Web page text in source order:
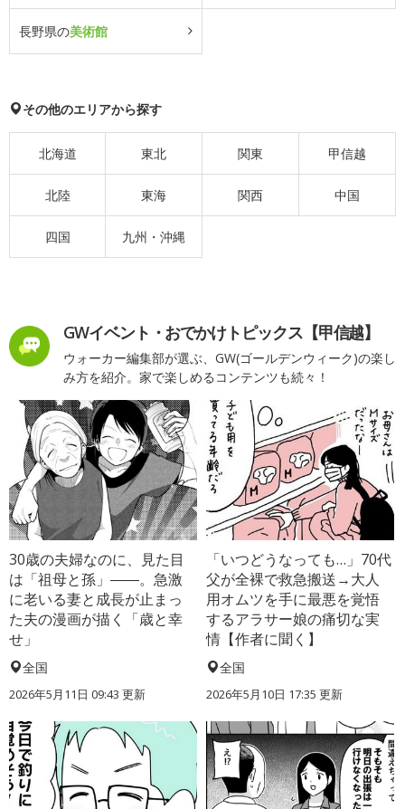
長野県の美術館
その他のエリアから探す
北海道 東北 関東 甲信越
北陸 東海 関西 中国
四国 九州・沖縄
GWイベント・おでかけトピックス【甲信越】
ウォーカー編集部が選ぶ、GW(ゴールデンウィーク)の楽し
み方を紹介。家で楽しめるコンテンツも続々！
30歳の夫婦なのに、見た目
は「祖母と孫」――。急激
に老いる妻と成長が止まっ
た夫の漫画が描く「歳と幸
せ」
全国
2026年5月11日 09:43 更新
「いつどうなっても…」70代
父が全裸で救急搬送→大人
用オムツを手に最悪を覚悟
するアラサー娘の痛切な実
情【作者に聞く】
全国
2026年5月10日 17:35 更新